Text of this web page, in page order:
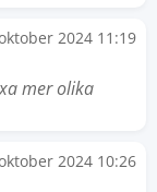
2024 11:19
mer olika
2024 10:26